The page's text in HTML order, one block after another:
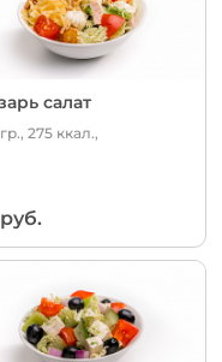
салат
275 ккал.,